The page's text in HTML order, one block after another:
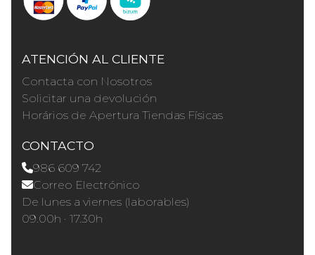
ATENCIÓN AL CLIENTE
Contacta con Nosotros
Solicitar una devolución
Horários de Apertura Tiendas Físicas
CONTACTO
986 609 742
Correo Electrónico
De lunes a viernes (laborables)
09.00h · 17.30h